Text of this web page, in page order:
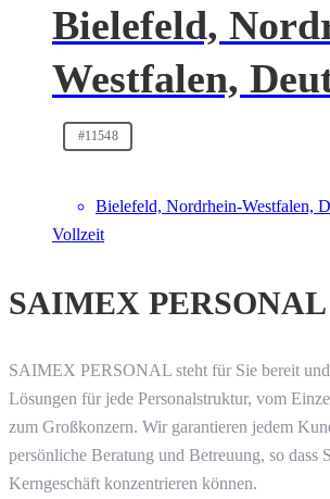
Bielefeld,
Westfalen,
#11548
Bielefeld, Nordrhein-Westfalen,
Vollzeit
SAIMEX PERSONAL
SAIMEX PERSONAL steht für Sie bereit
Lösungen für jede Personalstruktur, vom
zum Großkonzern. Wir garantieren jedem
persönliche Beratung und Betreuung, so dass
Kerngeschäft konzentrieren können.